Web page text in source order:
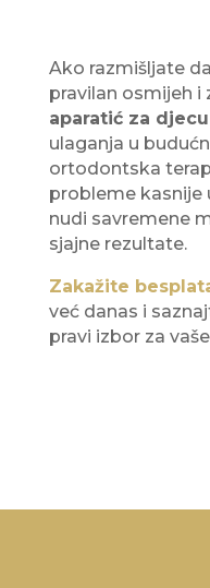
Ako razmišljate
pravilan osmijeh i
aparatić za djecu
ulaganja u
ortodontska
probleme kasnije
nudi savremene
sjajne rezultate.
Zakažite
već danas i
pravi izbor za